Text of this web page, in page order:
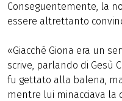
Conseguentemente, la
essere altrettanto
«Giacché Giona era un
scrive, parlando di Gesù
fu gettato alla balena,
mentre lui minacciava la